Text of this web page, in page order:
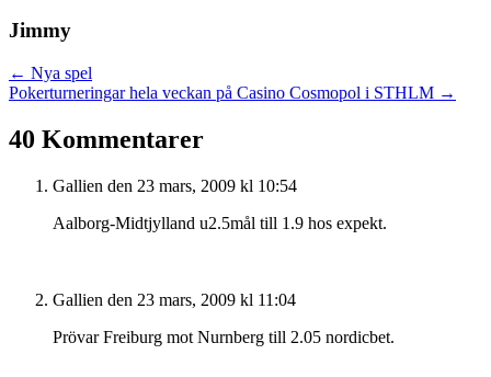
Jimmy
Posts
navigation
← Nya spel
Pokerturneringar hela veckan på Casino Cosmopol i STHLM →
40 Kommentarer
Gallien den 23 mars, 2009 kl 10:54
Aalborg-Midtjylland u2.5mål till 1.9 hos expekt.
Gallien den 23 mars, 2009 kl 11:04
Prövar Freiburg mot Nurnberg till 2.05 nordicbet.